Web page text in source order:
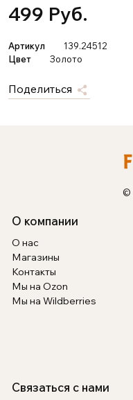
499 Руб.
Артикул
139.24512
Цвет
Золото
Поделиться
©
О компании
О нас
Магазины
Контакты
Мы на Ozon
Мы на Wildberries
Связаться с нами